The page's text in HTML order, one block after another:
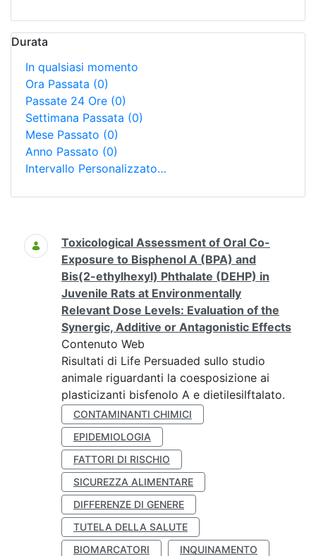
Durata
In qualsiasi momento
Ora Passata (0)
Passate 24 Ore (0)
Settimana Passata (0)
Mese Passato (0)
Anno Passato (0)
Intervallo Personalizzato…
Ricerca
Toxicological Assessment of Oral Co-
Exposure to Bisphenol A (BPA) and
Bis(2-ethylhexyl) Phthalate (DEHP) in
Juvenile Rats at Environmentally
Relevant Dose Levels: Evaluation of the
Synergic, Additive or Antagonistic Effects
Contenuto Web
Risultati di Life Persuaded sullo studio
animale riguardanti la coesposizione ai
plasticizanti bisfenolo A e dietilesilftalato.
CONTAMINANTI CHIMICI
EPIDEMIOLOGIA
FATTORI DI RISCHIO
SICUREZZA ALIMENTARE
DIFFERENZE DI GENERE
TUTELA DELLA SALUTE
BIOMARCATORI
INQUINAMENTO